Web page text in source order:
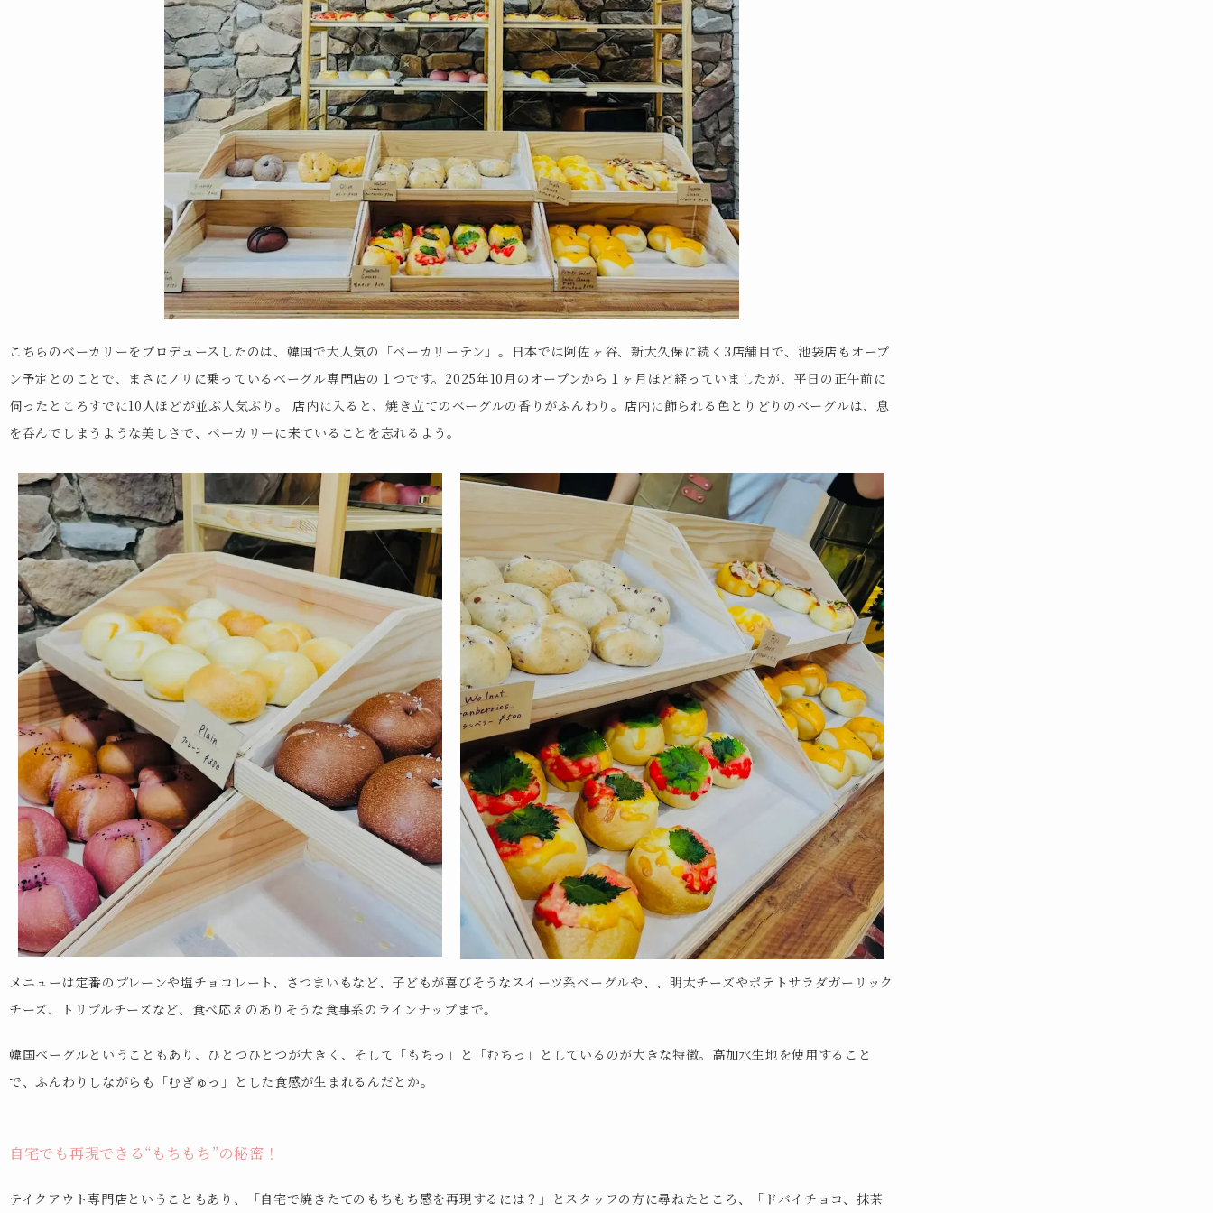
こちらのベーカリーをプロデュースしたのは、韓国で大人気の「ベーカリーテン」。日本では阿佐ヶ谷、新大久保に続く3店舗目で、池袋店もオープ
ン予定とのことで、まさにノリに乗っているベーグル専門店の１つです。2025年10月のオープンから１ヶ月ほど経っていましたが、平日の正午前に
伺ったところすでに10人ほどが並ぶ人気ぶり。 店内に入ると、焼き立てのベーグルの香りがふんわり。店内に飾られる色とりどりのベーグルは、息
を呑んでしまうような美しさで、ベーカリーに来ていることを忘れるよう。
メニューは定番のプレーンや塩チョコレート、さつまいもなど、子どもが喜びそうなスイーツ系ベーグルや、、明太チーズやポテトサラダガーリック
チーズ、トリプルチーズなど、食べ応えのありそうな食事系のラインナップまで。
韓国ベーグルということもあり、ひとつひとつが大きく、そして「もちっ」と「むちっ」としているのが大きな特徴。高加水生地を使用すること
で、ふんわりしながらも「むぎゅっ」とした食感が生まれるんだとか。
自宅でも再現できる“もちもち”の秘密！
テイクアウト専門店ということもあり、「自宅で焼きたてのもちもち感を再現するには？」とスタッフの方に尋ねたところ、「ドバイチョコ、抹茶